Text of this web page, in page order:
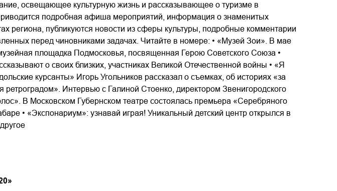
освещающее культурную жизнь и рассказывающее о туризме в
подробная афиша мероприятий, информация о знаменитых
региона, публикуются новости из сферы культуры, подробные комментарии
перед чиновниками задачах. Читайте в номере: • «Музей Зои». В мае
площадка Подмосковья, посвященная Герою Советского Союза •
о своих близких, участниках Великой Отечественной войны • «Я
курсанты» Игорь Угольников рассказал о съемках, об историях «за
ретроградом». Интервью с Галиной Стоенко, директором Звенигородского
В Московском Губернском театре состоялась премьера «Серебряного
• «Экспонариум»: узнавай играя! Уникальный детский центр открылся в
»